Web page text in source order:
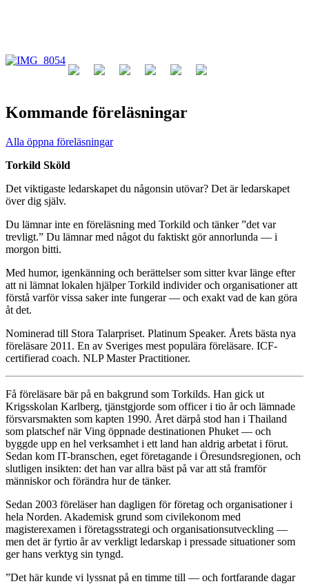
Kommande föreläsningar
Alla öppna föreläsningar
Torkild Sköld
Det viktigaste ledarskapet du någonsin utövar? Det är ledarskapet
över dig själv.
Du lämnar inte en föreläsning med Torkild och tänker ”det var
trevligt.” Du lämnar med något du faktiskt gör annorlunda — i
morgon bitti.
Med humor, igenkänning och berättelser som sitter kvar länge efter
att ni lämnat lokalen hjälper Torkild individer och organisationer att
förstå varför vissa saker inte fungerar — och exakt vad de kan göra
åt det.
Nominerad till Stora Talarpriset. Platinum Speaker. Årets bästa nya
föreläsare 2011. En av Sveriges mest populära föreläsare. ICF-
certifierad coach. NLP Master Practitioner.
Få föreläsare bär på en bakgrund som Torkilds. Han gick ut
Krigsskolan Karlberg, tjänstgjorde som officer i tio år och lämnade
försvarsmakten som kapten 1990. Året därpå stod han i Thailand
som platschef när Ving öppnade destinationen Phuket — och
byggde upp en hel verksamhet i ett land han aldrig arbetat i förut.
Sedan kom IT-branschen, eget företagande i Öresundsregionen, och
slutligen insikten: det han var allra bäst på var att stå framför
människor och förändra hur de tänker.
Sedan 2003 föreläser han dagligen för företag och organisationer i
hela Norden. Akademisk grund som civilekonom med
magisterexamen i företagsstrategi och organisationsutveckling —
men det är fyrtio år av verkligt ledarskap i pressade situationer som
ger hans verktyg sin tyngd.
”Det här kunde vi lyssnat på en timme till — och fortfarande dagar